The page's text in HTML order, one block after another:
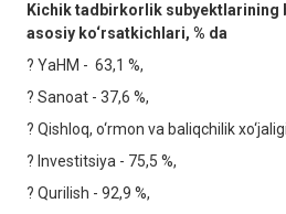
Kichik tadbirkorlik subyektlarining
asosiy ko‘rsatkichlari, % da
? YaHM - 63,1 %,
? Sanoat - 37,6 %,
? Qishloq, o‘rmon va baliqchilik
? Investitsiya - 75,5 %,
? Qurilish - 92,9 %,